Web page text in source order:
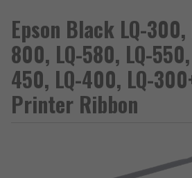
Epson Black LQ-300,
800, LQ-580, LQ-
450, LQ-400, LQ-
Printer Ribbon